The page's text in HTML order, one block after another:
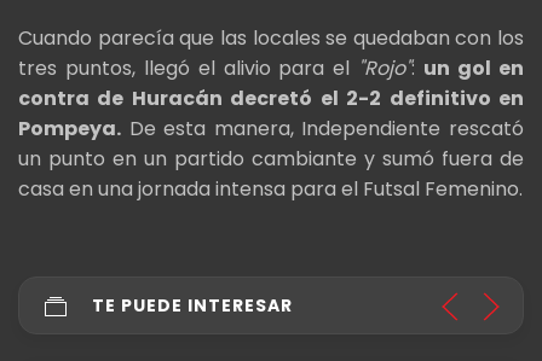
Cuando parecía que las locales se quedaban con los
tres puntos, llegó el alivio para el "Rojo": un gol en
contra de Huracán decretó el 2-2 definitivo en
Pompeya. De esta manera, Independiente rescató
un punto en un partido cambiante y sumó fuera de
casa en una jornada intensa para el Futsal Femenino.
TE PUEDE INTERESAR